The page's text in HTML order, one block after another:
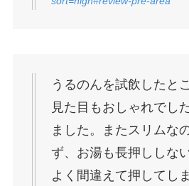
うるのんを試飲したと
見た目もおしゃれでし
ました。またスリムな
ず、お湯も長押ししな
よく間違えて押してし